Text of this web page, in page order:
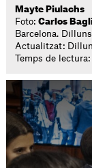
Mayte Piulachs
Foto:Carlos
Barcelona.
Actualitzat:
Temps de